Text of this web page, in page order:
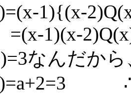
1){(x-
なんだから
∴